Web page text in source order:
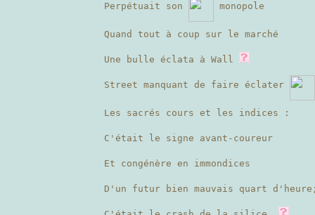
Perpétuait son monopole
Quand tout à coup sur le marché
Une bulle éclata à Wall
Street manquant de faire éclater
Les sacrés cours et les indices :
C'était le signe avant-coureur
Et congénère en immondices
D'un futur bien mauvais quart